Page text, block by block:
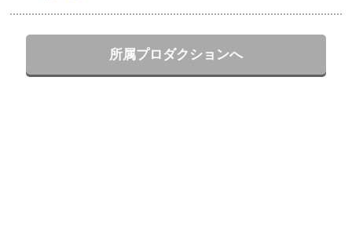
所属プロダクションへ